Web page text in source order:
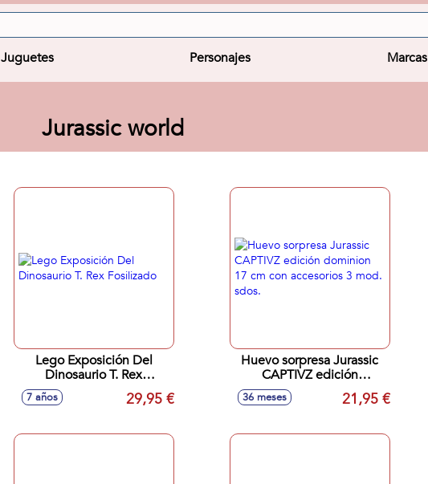
Juguetes Personajes Marcas
Jurassic world
Lego Exposición Del
Dinosaurio T. Rex
7 años 29,95 €
Huevo sorpresa Jurassic
CAPTIVZ edición
dominion 17 cm con
accesorios 3 mod. sdos.
36 meses 21,95 €